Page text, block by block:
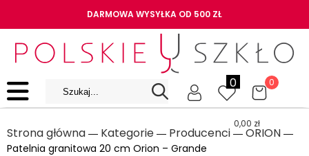
DARMOWA WYSYŁKA OD 500 ZŁ
0 0
0,00 zł
Strona główna ― Kategorie ― Producenci ― ORION ―
Patelnia granitowa 20 cm Orion – Grande